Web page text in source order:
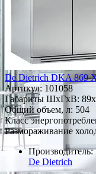
De Dietrich DKA 869
Артикул: 101058
Габариты ШxГxВ:
Общий объем, л: 504
Класс
Размораживание
Производитель:
De Dietrich